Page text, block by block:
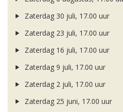
Zaterdag 30 juli, 17.00 uur
Zaterdag 23 juli, 17.00 uur
Zaterdag 16 juli, 17.00 uur
Zaterdag 9 juli, 17.00 uur
Zaterdag 2 juli, 17.00 uur
Zaterdag 25 juni, 17.00 uur